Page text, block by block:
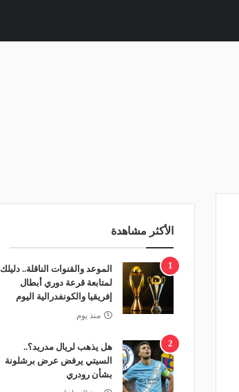
الأكثر مشاهدة
1
الموعد والقنوات الناقلة.. دليلك
لمتابعة قرعة دوري أبطال
إفريقيا والكونفدرالية اليوم
منذ يوم
2
هل يذهب لريال مدريد؟..
السيتي يرفض عرض برشلونة
بشأن رودري